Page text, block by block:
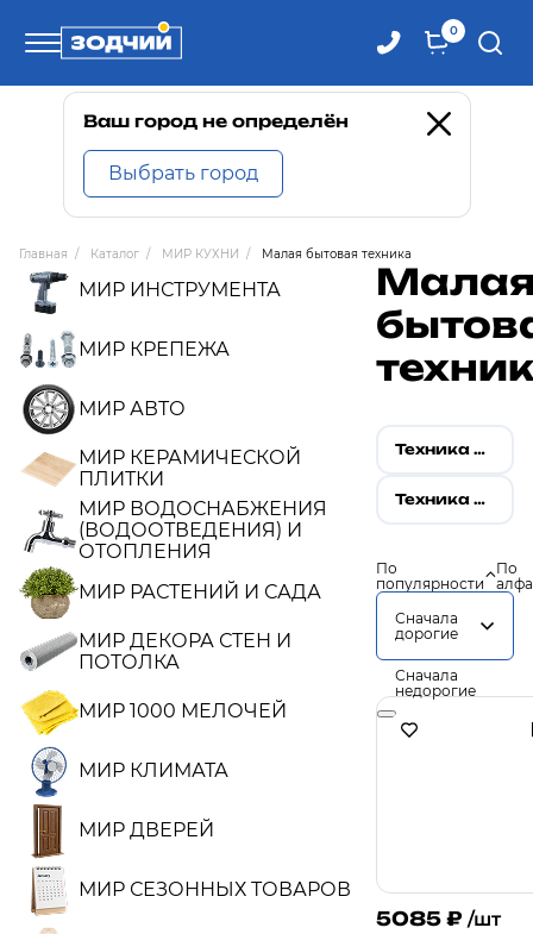
0
Телефоны
8 800 100-71-71
8 (4242) 30-00-27
8 (4242) 30-00-72
Ваш город не определён
Выбрать город
Главная / Каталог / МИР КУХНИ / Малая бытовая техника
МИР ИНСТРУМЕНТА
МИР КРЕПЕЖА
МИР АВТО
МИР КЕРАМИЧЕСКОЙ
ПЛИТКИ
МИР ВОДОСНАБЖЕНИЯ
(ВОДООТВЕДЕНИЯ) И
ОТОПЛЕНИЯ
МИР РАСТЕНИЙ И САДА
МИР ДЕКОРА СТЕН И
ПОТОЛКА
МИР 1000 МЕЛОЧЕЙ
МИР КЛИМАТА
МИР ДВЕРЕЙ
МИР СЕЗОННЫХ ТОВАРОВ
Техника для красоты и здоровья
Техника для кухни
По
популярности
По
Сначала
дорогие
Сначала
недорогие
5085 ₽ /шт